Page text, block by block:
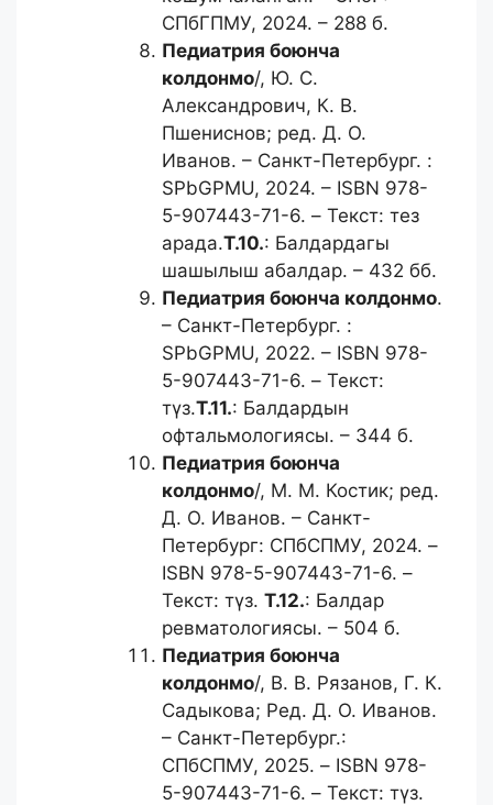
СПбГПМУ, 2024. – 288 б.
Педиатрия боюнча
колдонмо/, Ю. С.
Александрович, К. В.
Пшениснов; ред. Д. О.
Иванов. – Санкт-Петербург. :
SPbGPMU, 2024. – ISBN 978-
5-907443-71-6. – Текст: тез
арада.Т.10.: Балдардагы
шашылыш абалдар. – 432 бб.
Педиатрия боюнча колдонмо.
– Санкт-Петербург. :
SPbGPMU, 2022. – ISBN 978-
5-907443-71-6. – Текст:
түз.Т.11.: Балдардын
офтальмологиясы. – 344 б.
Педиатрия боюнча
колдонмо/, М. М. Костик; ред.
Д. О. Иванов. – Санкт-
Петербург: СПбСПМУ, 2024. –
ISBN 978-5-907443-71-6. –
Текст: түз. Т.12.: Балдар
ревматологиясы. – 504 б.
Педиатрия боюнча
колдонмо/, В. В. Рязанов, Г. К.
Садыкова; Ред. Д. О. Иванов.
– Санкт-Петербург.:
СПбСПМУ, 2025. – ISBN 978-
5-907443-71-6. – Текст: түз.